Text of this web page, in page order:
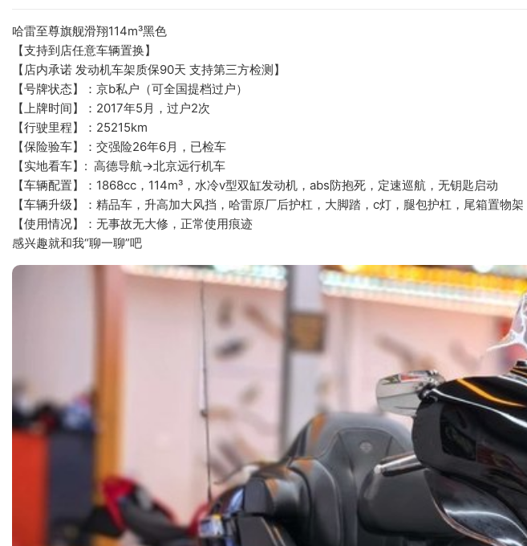
哈雷至尊旗舰滑翔114m³黑色
【支持到店任意车辆置换】
【店内承诺 发动机车架质保90天 支持第三方检测】
【号牌状态】：京b私户（可全国提档过户）
【上牌时间】：2017年5月，过户2次
【行驶里程】：25215km
【保险验车】：交强险26年6月，已检车
【实地看车】:  高德导航→北京远行机车
【车辆配置】：1868cc，114m³，水冷v型双缸发动机，abs防抱死，定速巡航，无钥匙启动
【车辆升级】：精品车，升高加大风挡，哈雷原厂后护杠，大脚踏，c灯，腿包护杠，尾箱置物
【使用情况】：无事故无大修，正常使用痕迹
感兴趣就和我“聊一聊”吧